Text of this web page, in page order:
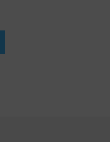
Поделиться